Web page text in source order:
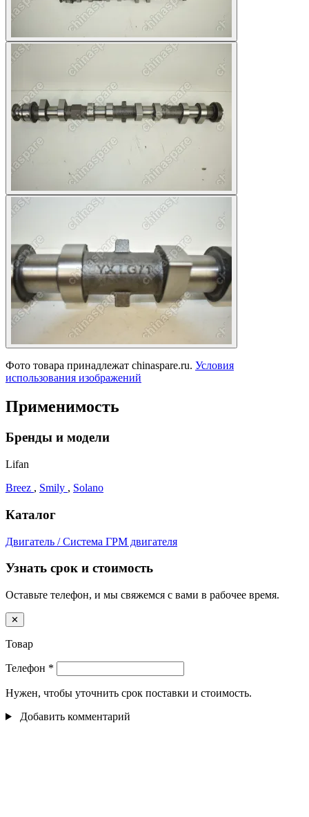
Фото товара принадлежат chinaspare.ru. Условия
использования изображений
Применимость
Бренды и модели
Lifan
Breez , Smily , Solano
Каталог
Двигатель / Система ГРМ двигателя
Узнать срок и стоимость
Оставьте телефон, и мы свяжемся с вами в рабочее время.
✕
Товар
Телефон *
Нужен, чтобы уточнить срок поставки и стоимость.
Добавить комментарий